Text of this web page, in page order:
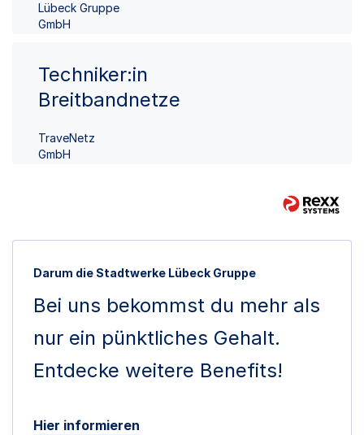
Lübeck Gruppe
GmbH
Techniker:in
Breitbandnetze
TraveNetz
GmbH
Darum die Stadtwerke Lübeck Gruppe
Bei uns bekommst du mehr als
nur ein pünktliches Gehalt.
Entdecke weitere Benefits!
Hier informieren